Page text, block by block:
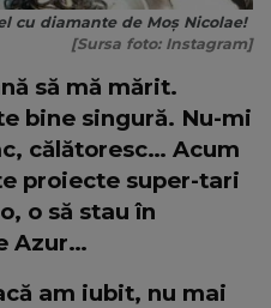
cu diamante de Moș Nicolae!
[Sursa foto: Instagram]
să mă mărit.
bine singură. Nu-mi
călătoresc… Acum
proiecte super-tari
o să stau în
Azur…
am iubit, nu mai